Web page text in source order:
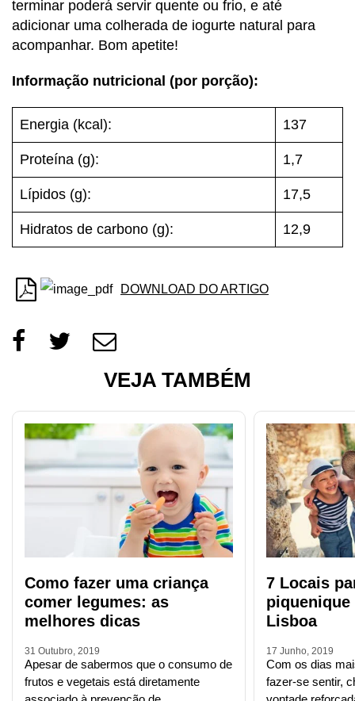
terminar poderá servir quente ou frio, e até
adicionar uma colherada de iogurte natural para
acompanhar. Bom apetite!
Informação nutricional (por porção):
Energia (kcal): 137
Proteína (g): 1,7
Lípidos (g): 17,5
Hidratos de carbono (g): 12,9
DOWNLOAD DO ARTIGO
VEJA TAMBÉM
Como fazer uma criança
comer legumes: as
melhores dicas
31 Outubro, 2019
Apesar de sabermos que o consumo de
frutos e vegetais está diretamente
7 Locais
piquenique
Lisboa
17 Junho, 2019
Com os dias
fazer-se sentir,